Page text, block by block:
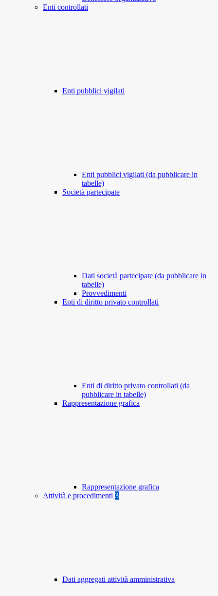
Enti controllati
Enti pubblici vigilati
Enti pubblici vigilati (da pubblicare in
tabelle)
Società partecipate
Dati società partecipate (da pubblicare in
tabelle)
Provvedimenti
Enti di diritto privato controllati
Enti di diritto privato controllati (da
pubblicare in tabelle)
Rappresentazione grafica
Rappresentazione grafica
Attività e procedimenti 3
Dati aggregati attività amministrativa